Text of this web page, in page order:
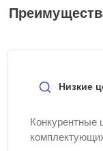
службы заботы о
стоимости
Низкие
Конкурентные